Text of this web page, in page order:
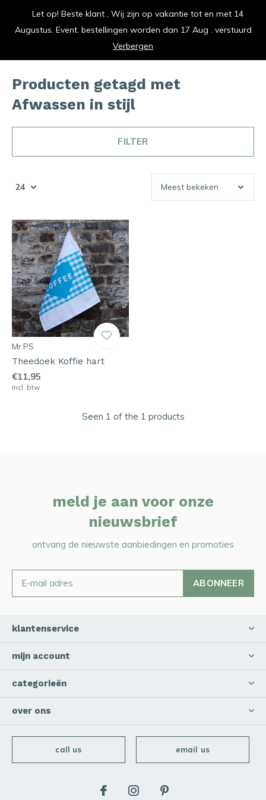
vrolijk je keuken op
Producten getagd met
Afwassen in stijl
FILTER
Mr PS
Theedoek Koffie hart
€11,95
Incl. btw
Seen 1 of the 1 products
meld je aan voor onze
nieuwsbrief
ontvang de nieuwste aanbiedingen en promoties
ABONNEER
klantenservice
mijn account
categorieën
over ons
call us email us
Let op! Beste klant , Wij zijn op vakantie tot en met 14
Augustus. Event. bestellingen worden dan 17 Aug . verstuurd
Verbergen